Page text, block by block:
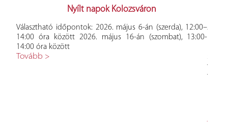
Választható időpontok: 2026. május 6-án (szerda), 12:00–
14:00 óra között 2026. május 16-án (szombat), 13:00-
14:00 óra között
Tovább >
Nyílt napok Kolozsváron
A